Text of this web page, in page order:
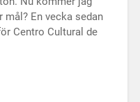
En vecka sedan
Centro Cultural de